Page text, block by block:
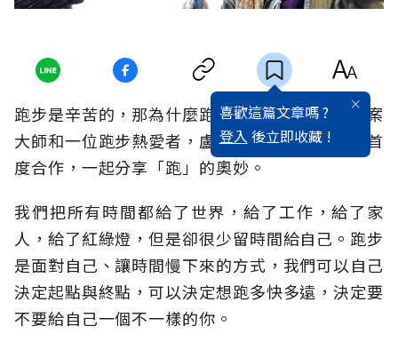
喜歡這篇文章嗎 ?
登入 後立即收藏 !
跑步是辛苦的，那為什麼跑？身為廣告導演、文案
大師和一位跑步熱愛者，盧建彰與知名作家劉軒首
度合作，一起分享「跑」的奧妙。
我們把所有時間都給了世界，給了工作，給了家
人，給了紅綠燈，但是卻很少留時間給自己。跑步
是面對自己、讓時間慢下來的方式，我們可以自己
決定起點與終點，可以決定想跑多快多遠，決定要
不要給自己一個不一樣的你。